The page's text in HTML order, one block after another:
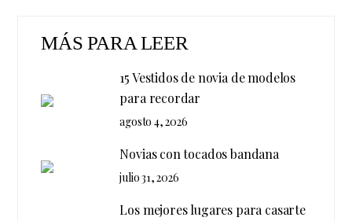
MÁS PARA LEER
15 Vestidos de novia de modelos
para recordar
agosto 4, 2026
Novias con tocados bandana
julio 31, 2026
Los mejores lugares para casarte